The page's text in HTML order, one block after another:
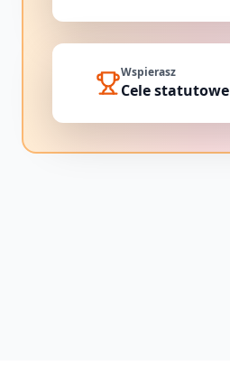
Wspierasz
Cele statutowe